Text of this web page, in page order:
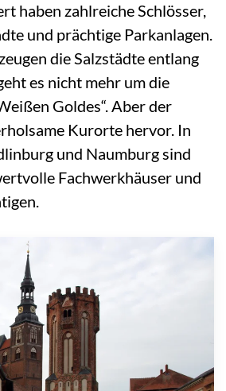
haben zahlreiche Schlösser,
und prächtige Parkanlagen.
die Salzstädte entlang
es nicht mehr um die
Goldes“. Aber der
Kurorte hervor. In
und Naumburg sind
Fachwerkhäuser und